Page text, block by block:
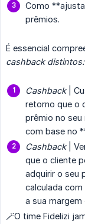
Como
prêmios.
É essencial
cashback distintos:
Cashback
|
retorno que o
prêmio no seu
com base no
Cashback
|
que o cliente
adquirir o seu
calculada com
a sua margem
🪄O time Fidelizi